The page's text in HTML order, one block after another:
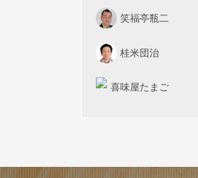
笑福亭瓶二
桂米団治
喜味屋たまご